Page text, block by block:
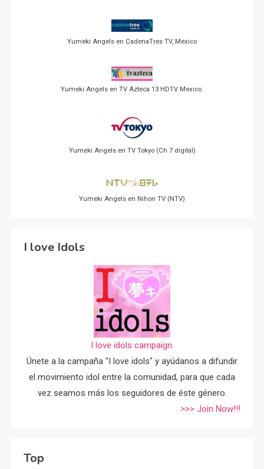
Yumeki Angels en CadenaTres TV, Mexico
Yumeki Angels en TV Azteca 13 HDTV Mexico.
Yumeki Angels en TV Tokyo (Ch 7 digital)
Yumeki Angels en Nihon TV (NTV)
I love Idols
I love idols campaign.
Únete a la campaña "I love idols" y ayúdanos a difundir
el movimiento idol entre la comunidad, para que cada
vez seamos más los seguidores de éste género.
>>> Join Now!!!
Top